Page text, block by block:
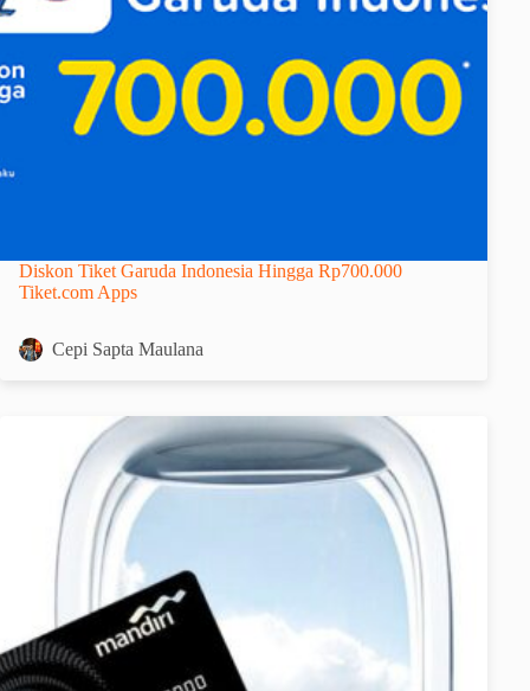
Diskon Tiket Garuda Indonesia Hingga Rp700.000
Tiket.com Apps
Cepi Sapta Maulana